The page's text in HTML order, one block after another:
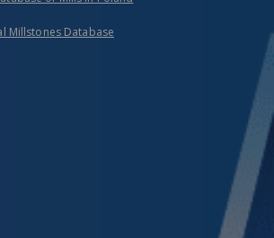
Millstones Database